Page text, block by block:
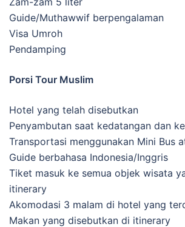
Guide/Muthawwif berpengalaman
Visa Umroh
Pendamping
Porsi Tour Muslim
Hotel yang telah disebutkan
Penyambutan saat kedatangan dan
Transportasi menggunakan Mini Bus
Guide berbahasa Indonesia/Inggris
Tiket masuk ke semua objek wisata
itinerary
Akomodasi 3 malam di hotel yang
Makan yang disebutkan di itinerary